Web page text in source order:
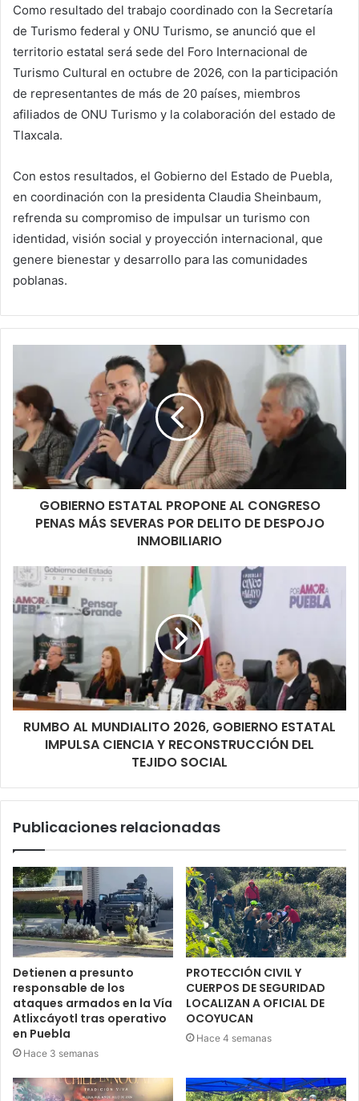
Como resultado del trabajo coordinado con la Secretaría
de Turismo federal y ONU Turismo, se anunció que el
territorio estatal será sede del Foro Internacional de
Turismo Cultural en octubre de 2026, con la participación
de representantes de más de 20 países, miembros
afiliados de ONU Turismo y la colaboración del estado de
Tlaxcala.
Con estos resultados, el Gobierno del Estado de Puebla,
en coordinación con la presidenta Claudia Sheinbaum,
refrenda su compromiso de impulsar un turismo con
identidad, visión social y proyección internacional, que
genere bienestar y desarrollo para las comunidades
poblanas.
GOBIERNO ESTATAL PROPONE AL CONGRESO
PENAS MÁS SEVERAS POR DELITO DE DESPOJO
INMOBILIARIO
RUMBO AL MUNDIALITO 2026, GOBIERNO ESTATAL
IMPULSA CIENCIA Y RECONSTRUCCIÓN DEL
TEJIDO SOCIAL
Publicaciones relacionadas
Detienen a presunto
responsable de los
ataques armados en la Vía
Atlixcáyotl tras operativo
en Puebla
Hace 3 semanas
PROTECCIÓN CIVIL Y
CUERPOS DE SEGURIDAD
LOCALIZAN A OFICIAL DE
OCOYUCAN
Hace 4 semanas